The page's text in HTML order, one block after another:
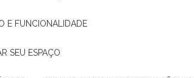
E FUNCIONALIDADE
SEU ESPAÇO